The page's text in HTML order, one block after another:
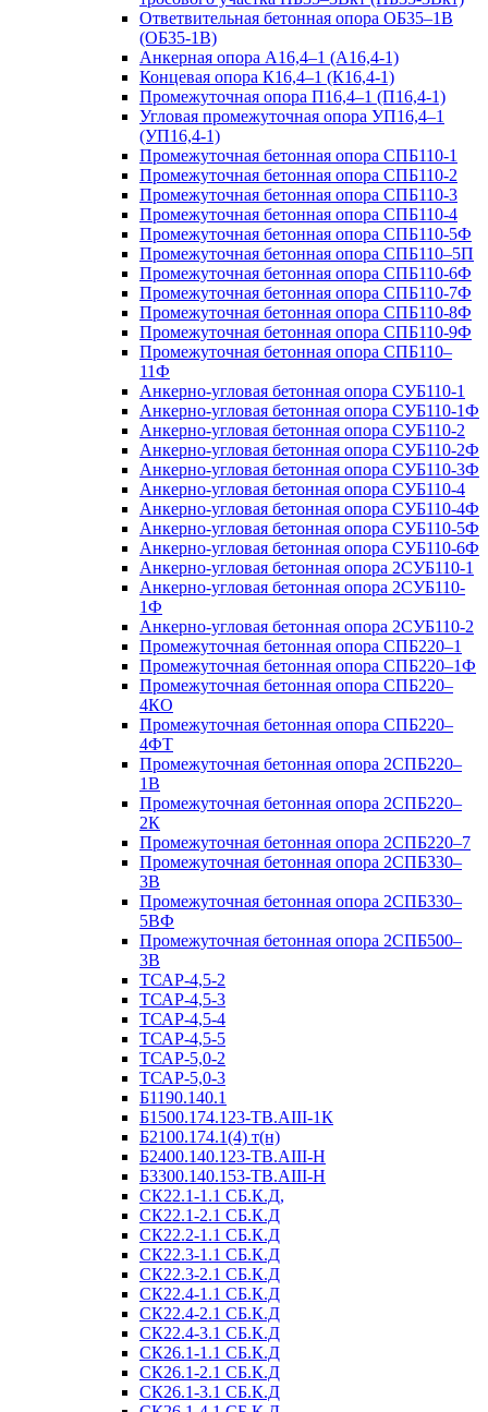
Ответвительная бетонная опора ОБ35–1В
(ОБ35-1В)
Анкерная опора А16,4–1 (А16,4-1)
Концевая опора К16,4–1 (К16,4-1)
Промежуточная опора П16,4–1 (П16,4-1)
Угловая промежуточная опора УП16,4–1
(УП16,4-1)
Промежуточная бетонная опора СПБ110-1
Промежуточная бетонная опора СПБ110-2
Промежуточная бетонная опора СПБ110-3
Промежуточная бетонная опора СПБ110-4
Промежуточная бетонная опора СПБ110-5Ф
Промежуточная бетонная опора СПБ110–5П
Промежуточная бетонная опора СПБ110-6Ф
Промежуточная бетонная опора СПБ110-7Ф
Промежуточная бетонная опора СПБ110-8Ф
Промежуточная бетонная опора СПБ110-9Ф
Промежуточная бетонная опора СПБ110–
11Ф
Анкерно-угловая бетонная опора СУБ110-1
Анкерно-угловая бетонная опора СУБ110-1Ф
Анкерно-угловая бетонная опора СУБ110-2
Анкерно-угловая бетонная опора СУБ110-2Ф
Анкерно-угловая бетонная опора СУБ110-3Ф
Анкерно-угловая бетонная опора СУБ110-4
Анкерно-угловая бетонная опора СУБ110-4Ф
Анкерно-угловая бетонная опора СУБ110-5Ф
Анкерно-угловая бетонная опора СУБ110-6Ф
Анкерно-угловая бетонная опора 2СУБ110-1
Анкерно-угловая бетонная опора 2СУБ110-
1Ф
Анкерно-угловая бетонная опора 2СУБ110-2
Промежуточная бетонная опора СПБ220–1
Промежуточная бетонная опора СПБ220–1Ф
Промежуточная бетонная опора СПБ220–
4КО
Промежуточная бетонная опора СПБ220–
4ФТ
Промежуточная бетонная опора 2СПБ220–
1В
Промежуточная бетонная опора 2СПБ220–
2К
Промежуточная бетонная опора 2СПБ220–7
Промежуточная бетонная опора 2СПБ330–
3В
Промежуточная бетонная опора 2СПБ330–
5ВФ
Промежуточная бетонная опора 2СПБ500–
3В
ТСАР-4,5-2
ТСАР-4,5-3
ТСАР-4,5-4
ТСАР-4,5-5
ТСАР-5,0-2
ТСАР-5,0-3
Б1190.140.1
Б1500.174.123-ТВ.АIII-1К
Б2100.174.1(4) т(н)
Б2400.140.123-ТВ.АIII-Н
Б3300.140.153-ТВ.АIII-Н
СК22.1-1.1 СБ.К.Д,
СК22.1-2.1 СБ.К.Д
СК22.2-1.1 СБ.К.Д
СК22.3-1.1 СБ.К.Д
СК22.3-2.1 СБ.К.Д
СК22.4-1.1 СБ.К.Д
СК22.4-2.1 СБ.К.Д
СК22.4-3.1 СБ.К.Д
СК26.1-1.1 СБ.К.Д
СК26.1-2.1 СБ.К.Д
СК26.1-3.1 СБ.К.Д